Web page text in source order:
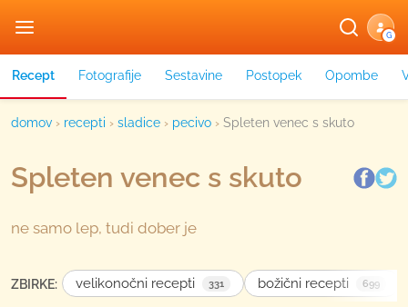
G
Recept Fotografije Sestavine Postopek Opombe
domov › recepti › sladice › pecivo › Spleten venec s skuto
Spleten venec s skuto
ne samo lep, tudi dober je
ZBIRKE: velikonočni recepti 331 božični recepti 699